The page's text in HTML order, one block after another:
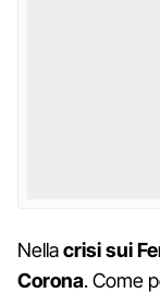
Nellacrisi sui
Corona. Come